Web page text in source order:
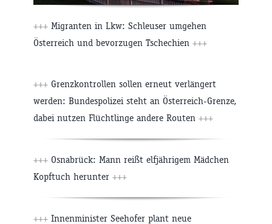
+++ Migranten in Lkw: Schleuser umgehen
Österreich und bevorzugen Tschechien +++
+++ Grenzkontrollen sollen erneut verlängert
werden: Bundespolizei steht an Österreich-Grenze,
dabei nutzen Flüchtlinge andere Routen +++
+++ Osnabrück: Mann reißt elfjährigem Mädchen
Kopftuch herunter +++
+++ Innenminister Seehofer plant neue